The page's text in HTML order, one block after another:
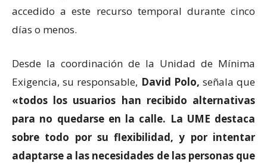
accedido a este recurso temporal durante cinco
días o menos.
Desde la coordinación de la Unidad de Mínima
Exigencia, su responsable, David Polo, señala que
«todos los usuarios han recibido alternativas
para no quedarse en la calle. La UME destaca
sobre todo por su flexibilidad, y por intentar
adaptarse a las necesidades de las personas que